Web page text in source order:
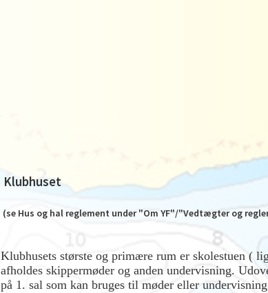
Klubhuset
(se Hus og hal reglement under "Om YF"/"Vedtægter og
Klubhusets største og primære rum er skolestuen (
afholdes skippermøder og anden undervisning.
på 1. sal som kan bruges til møder eller